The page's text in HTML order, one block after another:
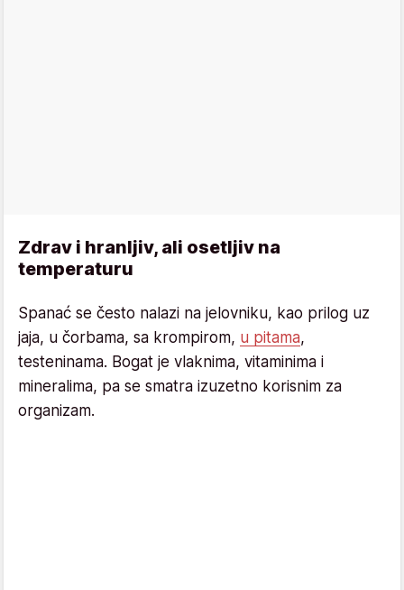
Zdrav i hranljiv, ali osetljiv na
temperaturu
Spanać se često nalazi na jelovniku, kao prilog uz
jaja, u čorbama, sa krompirom, u pitama,
testeninama. Bogat je vlaknima, vitaminima i
mineralima, pa se smatra izuzetno korisnim za
organizam.